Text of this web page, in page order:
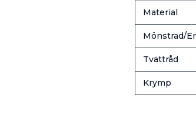
Material
Mönstrad/
Tvättråd
Krymp